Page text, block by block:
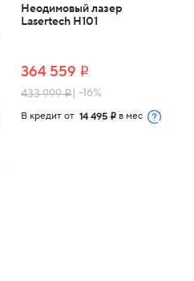
Неодимовый лазер
Lasertech H101
364 559 i
433 999i| -16%
В кредит от 14 495 i в мес